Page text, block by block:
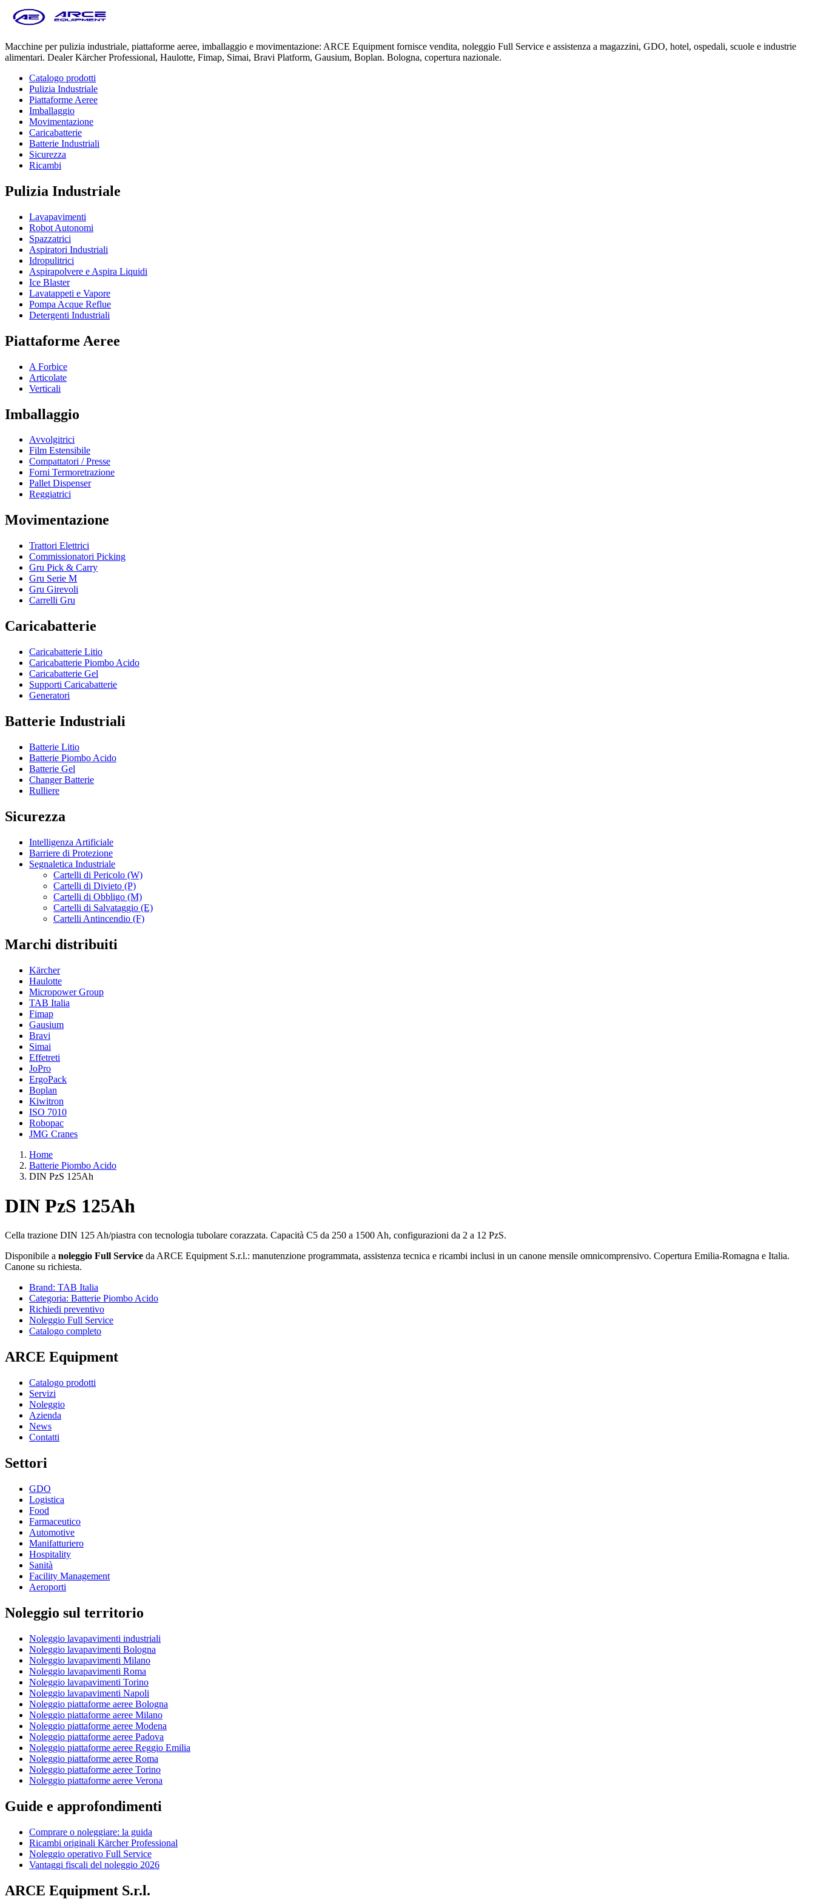
Macchine per pulizia industriale, piattaforme aeree, imballaggio e movimentazione: ARCE Equipment fornisce vendita, noleggio Full Service e assistenza a magazzini, GDO, hotel, ospedali, scuole e industrie
alimentari. Dealer Kärcher Professional, Haulotte, Fimap, Simai, Bravi Platform, Gausium, Boplan. Bologna, copertura nazionale.
Catalogo prodotti
Pulizia Industriale
Piattaforme Aeree
Imballaggio
Movimentazione
Caricabatterie
Batterie Industriali
Sicurezza
Ricambi
Pulizia Industriale
Lavapavimenti
Robot Autonomi
Spazzatrici
Aspiratori Industriali
Idropulitrici
Aspirapolvere e Aspira Liquidi
Ice Blaster
Lavatappeti e Vapore
Pompa Acque Reflue
Detergenti Industriali
Piattaforme Aeree
A Forbice
Articolate
Verticali
Imballaggio
Avvolgitrici
Film Estensibile
Compattatori / Presse
Forni Termoretrazione
Pallet Dispenser
Reggiatrici
Movimentazione
Trattori Elettrici
Commissionatori Picking
Gru Pick & Carry
Gru Serie M
Gru Girevoli
Carrelli Gru
Caricabatterie
Caricabatterie Litio
Caricabatterie Piombo Acido
Caricabatterie Gel
Supporti Caricabatterie
Generatori
Batterie Industriali
Batterie Litio
Batterie Piombo Acido
Batterie Gel
Changer Batterie
Rulliere
Sicurezza
Intelligenza Artificiale
Barriere di Protezione
Segnaletica Industriale
Cartelli di Pericolo (W)
Cartelli di Divieto (P)
Cartelli di Obbligo (M)
Cartelli di Salvataggio (E)
Cartelli Antincendio (F)
Marchi distribuiti
Kärcher
Haulotte
Micropower Group
TAB Italia
Fimap
Gausium
Bravi
Simai
Effetreti
JoPro
ErgoPack
Boplan
Kiwitron
ISO 7010
Robopac
JMG Cranes
Home
Batterie Piombo Acido
DIN PzS 125Ah
DIN PzS 125Ah
Cella trazione DIN 125 Ah/piastra con tecnologia tubolare corazzata. Capacità C5 da 250 a 1500 Ah, configurazioni da 2 a 12 PzS.
Disponibile a noleggio Full Service da ARCE Equipment S.r.l.: manutenzione programmata, assistenza tecnica e ricambi inclusi in un canone mensile omnicomprensivo. Copertura Emilia-Romagna e Italia.
Canone su richiesta.
Brand: TAB Italia
Categoria: Batterie Piombo Acido
Richiedi preventivo
Noleggio Full Service
Catalogo completo
ARCE Equipment
Catalogo prodotti
Servizi
Noleggio
Azienda
News
Contatti
Settori
GDO
Logistica
Food
Farmaceutico
Automotive
Manifatturiero
Hospitality
Sanità
Facility Management
Aeroporti
Noleggio sul territorio
Noleggio lavapavimenti industriali
Noleggio lavapavimenti Bologna
Noleggio lavapavimenti Milano
Noleggio lavapavimenti Roma
Noleggio lavapavimenti Torino
Noleggio lavapavimenti Napoli
Noleggio piattaforme aeree Bologna
Noleggio piattaforme aeree Milano
Noleggio piattaforme aeree Modena
Noleggio piattaforme aeree Padova
Noleggio piattaforme aeree Reggio Emilia
Noleggio piattaforme aeree Roma
Noleggio piattaforme aeree Torino
Noleggio piattaforme aeree Verona
Guide e approfondimenti
Comprare o noleggiare: la guida
Ricambi originali Kärcher Professional
Noleggio operativo Full Service
Vantaggi fiscali del noleggio 2026
ARCE Equipment S.r.l.